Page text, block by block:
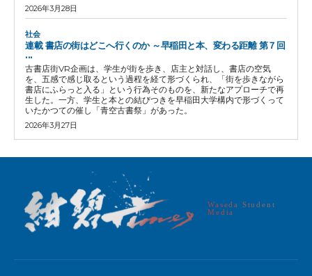
2026年3月28日
社会
連載 書店の街はどこへ行くのか ～早稲田と本、変わる距離 第７回
...
古書店街VR企画は、学生が街を歩き、店主と対話し、書店の空気
を、五感で感じ取るという過程を経て形づくられ、「街を歩きながら
書店にふらっと入る」という行為そのものを、新たなアプローチで再
生した。一方、学生と本との結びつきを早稲田大学構内で形づくって
いたかつての催し「青空古書祭」があった。
2026年3月27日
Waseda Student
Media